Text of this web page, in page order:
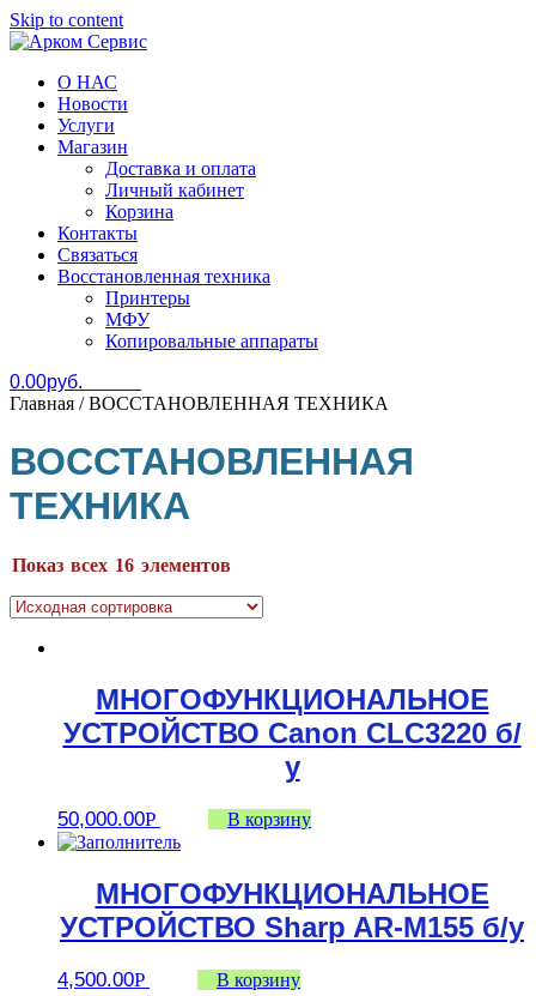
Skip to content
Арком Сервис
О НАС
Новости
Услуги
Магазин
Доставка и оплата
Личный кабинет
Корзина
Контакты
Связаться
Восстановленная техника
Принтеры
МФУ
Копировальные аппараты
0.00руб.
Главная / ВОССТАНОВЛЕННАЯ ТЕХНИКА
ВОССТАНОВЛЕННАЯ
ТЕХНИКА
Показ всех 16 элементов
МНОГОФУНКЦИОНАЛЬНОЕ
УСТРОЙСТВО Canon CLC3220 б/
у
50,000.00Р В корзину
МНОГОФУНКЦИОНАЛЬНОЕ
УСТРОЙСТВО Sharp AR-M155 б/у
4,500.00Р В корзину